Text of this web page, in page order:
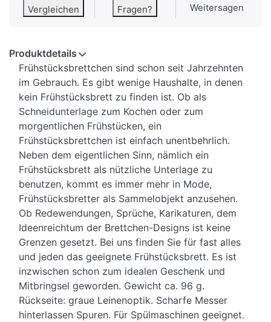
Vergleichen Fragen? Weitersagen
Produktdetails
Frühstücksbrettchen sind schon seit Jahrzehnten
im Gebrauch. Es gibt wenige Haushalte, in denen
kein Frühstücksbrett zu finden ist. Ob als
Schneidunterlage zum Kochen oder zum
morgentlichen Frühstücken, ein
Frühstücksbrettchen ist einfach unentbehrlich.
Neben dem eigentlichen Sinn, nämlich ein
Frühstücksbrett als nützliche Unterlage zu
benutzen, kommt es immer mehr in Mode,
Frühstücksbretter als Sammelobjekt anzusehen.
Ob Redewendungen, Sprüche, Karikaturen, dem
Ideenreichtum der Brettchen-Designs ist keine
Grenzen gesetzt. Bei uns finden Sie für fast alles
und jeden das geeignete Frühstücksbrett. Es ist
inzwischen schon zum idealen Geschenk und
Mitbringsel geworden. Gewicht ca. 96 g.
Rückseite: graue Leinenoptik. Scharfe Messer
hinterlassen Spuren. Für Spülmaschinen geeignet.